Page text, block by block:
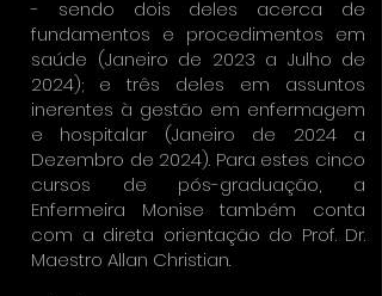
- sendo dois deles acerca de
fundamentos e procedimentos em
saúde (Janeiro de 2023 a Julho de
2024); e três deles em assuntos
inerentes à gestão em enfermagem
e hospitalar (Janeiro de 2024 a
Dezembro de 2024). Para estes cinco
cursos de pós-graduação, a
Enfermeira Monise também conta
com a direta orientação do Prof. Dr.
Maestro Allan Christian.